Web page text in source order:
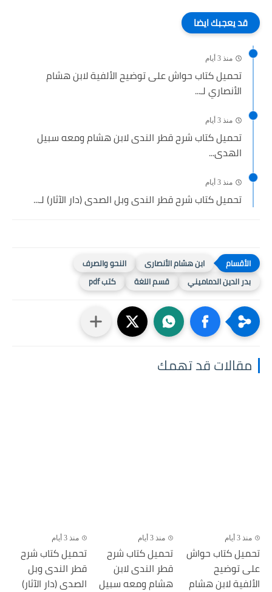
قد يعجبك ايضا
منذ 3 أيام
تحميل كتاب حواش على توضيح الألفية لابن هشام
الأنصاري لـ...
منذ 3 أيام
تحميل كتاب شرح قطر الندى لابن هشام ومعه سبيل
الهدى...
منذ 3 أيام
تحميل كتاب شرح قطر الندى وبل الصدى (دار الآثار) لـ...
ابن هشام الأنصارى
النحو والصرف
بدر الدين الدماميني
قسم اللغة كتب pdf
مقالات قد تهمك
منذ 3 أيام
تحميل كتاب حواش
على توضيح
الألفية لابن هشام
منذ 3 أيام
تحميل كتاب شرح
قطر الندى لابن
هشام ومعه سبيل
منذ 3 أيام
تحميل كتاب شرح
قطر الندى وبل
الصدى (دار الآثار)